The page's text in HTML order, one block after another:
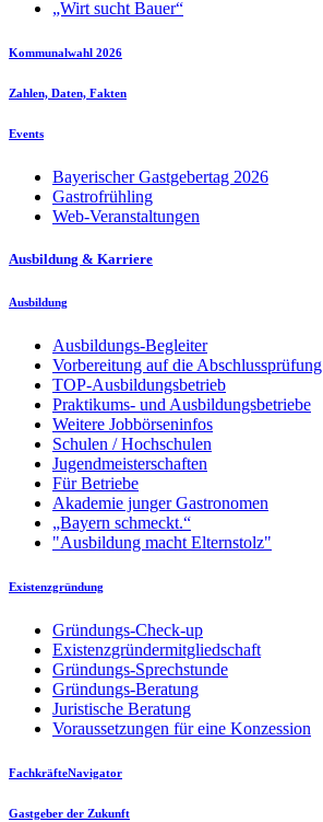
„Wirt sucht Bauer“
Kommunalwahl 2026
Zahlen, Daten, Fakten
Events
Bayerischer Gastgebertag 2026
Gastrofrühling
Web-Veranstaltungen
Ausbildung & Karriere
Ausbildung
Ausbildungs-Begleiter
Vorbereitung auf die Abschlussprüfung
TOP-Ausbildungsbetrieb
Praktikums- und Ausbildungsbetriebe
Weitere Jobbörseninfos
Schulen / Hochschulen
Jugendmeisterschaften
Für Betriebe
Akademie junger Gastronomen
„Bayern schmeckt.“
"Ausbildung macht Elternstolz"
Existenzgründung
Gründungs-Check-up
Existenzgründermitgliedschaft
Gründungs-Sprechstunde
Gründungs-Beratung
Juristische Beratung
Voraussetzungen für eine Konzession
FachkräfteNavigator
Gastgeber der Zukunft